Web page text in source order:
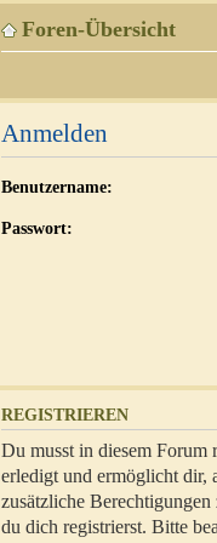
Foren-Übersicht
Anmelden
Benutzername:
Passwort:
REGISTRIEREN
Du musst in diesem Forum
erledigt und ermöglicht dir,
zusätzliche
du dich registrierst. Bitte